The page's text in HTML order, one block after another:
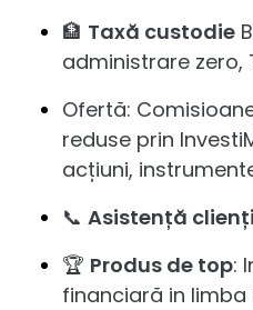
🏦 Taxă custodie
administrare zero,
Ofertă:
reduse prin
acțiuni,
📞 Asistență
🏆 Produs de top:
financiară in